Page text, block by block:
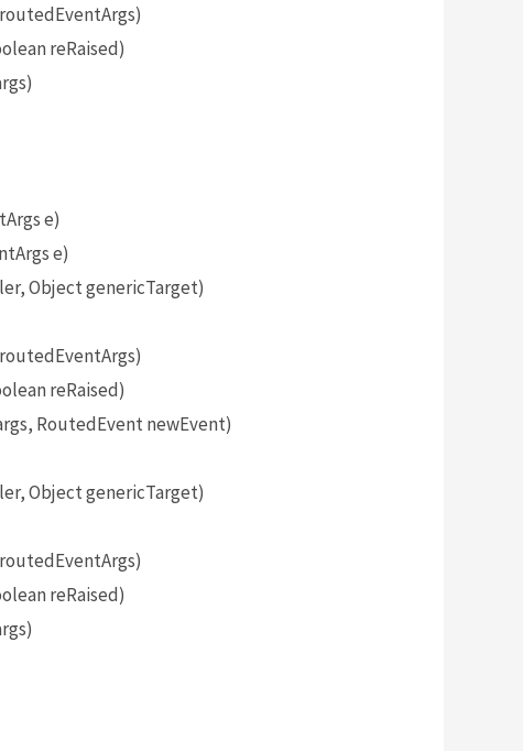
reRaised)
e)
e)
Object genericTarget)
reRaised)
RoutedEvent newEvent)
Object genericTarget)
reRaised)